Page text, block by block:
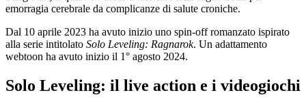
emorragia cerebrale da complicanze di salute croniche.
Dal 10 aprile 2023 ha avuto inizio uno spin-off romanzato ispirato
alla serie intitolato Solo Leveling: Ragnarok. Un adattamento
webtoon ha avuto inizio il 1° agosto 2024.
Solo Leveling: il live action e i videogiochi